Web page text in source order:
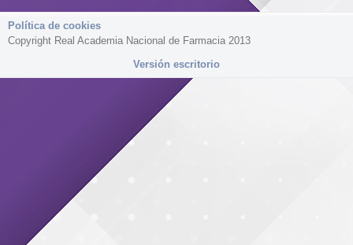
Política de cookies
Copyright Real Academia Nacional de Farmacia 2013
Versión escritorio